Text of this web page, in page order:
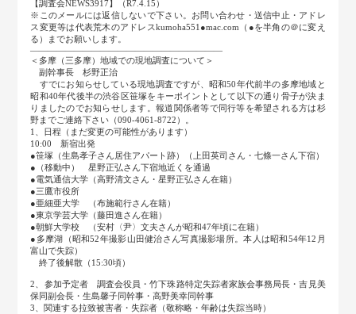
【調査会NEWS3917】（R7.4.15）
※このメールには返信しないで下さい。お問い合わせ・送信中止・アドレ
ス変更等は代表荒木のアドレスkumoha551●mac.com（●を半角の＠に変え
る）までお願いします。
――――――――――――――――――――――
＜多摩（三多摩）地域での現地調査について＞
副幹事長 杉野正治
すでにお知らせしている現地調査ですが、昭和50年代前半の多摩地域と
昭和40年代後半の渋谷区笹塚をキーポイントとして以下の通り骨子が決ま
りましたのでお知らせします。報道関係者等で同行等を希望される方は杉
野までご連絡下さい（090-4061-8722）。
1、日程（まだ変更の可能性があります）
10:00 新宿出発
●笹塚（生島孝子さん居住アパート跡）（上田英司さん・七條一さん下宿）
●（移動中） 星野正弘さん下宿地近くを通過
●電気通信大学（高野清文さん・星野正弘さん在籍）
●三鷹市役所
●亜細亜大学 （布施範行さん在籍）
●東京学芸大学（藤田進さん在籍）
●朝鮮大学校 （安村〈尹〉文夫さんが昭和47年頃に在籍）
●多摩湖（昭和52年撮影山田健治さん写真撮影場所。本人は昭和54年12月
富山で失踪）
終了後解散（15:30頃）
2、参加予定者 調査会役員・竹下珠路特定失踪者家族会事務局長・吉見美
保同副会長・生島馨子同幹事・高野美幸同幹事
3、関連する拉致被害者・失踪者（敬称略・年齢は失踪当時）